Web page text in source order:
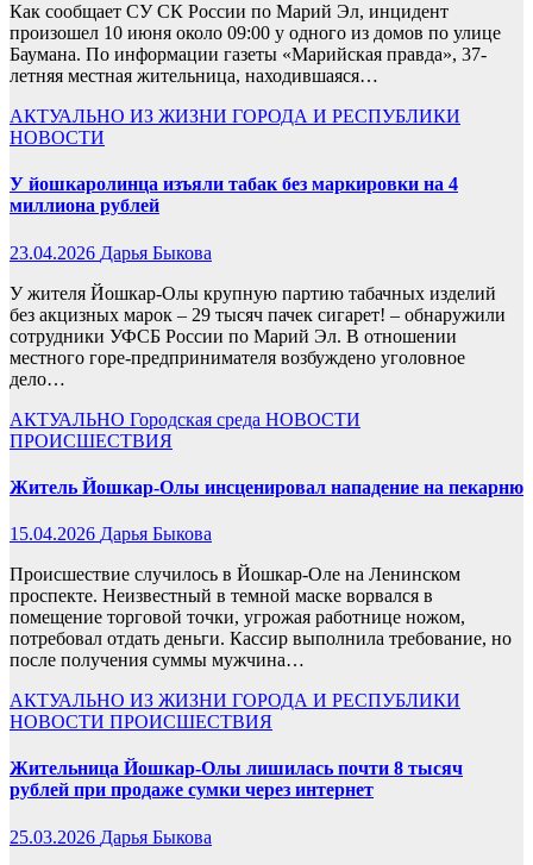
Как сообщает СУ СК России по Марий Эл, инцидент
произошел 10 июня около 09:00 у одного из домов по улице
Баумана. По информации газеты «Марийская правда», 37-
летняя местная жительница, находившаяся…
АКТУАЛЬНО ИЗ ЖИЗНИ ГОРОДА И РЕСПУБЛИКИ
НОВОСТИ
У йошкаролинца изъяли табак без маркировки на 4
миллиона рублей
23.04.2026 Дарья Быкова
У жителя Йошкар-Олы крупную партию табачных изделий
без акцизных марок – 29 тысяч пачек сигарет! – обнаружили
сотрудники УФСБ России по Марий Эл. В отношении
местного горе-предпринимателя возбуждено уголовное
дело…
АКТУАЛЬНО Городская среда НОВОСТИ
ПРОИСШЕСТВИЯ
Житель Йошкар-Олы инсценировал нападение на пекарню
15.04.2026 Дарья Быкова
Происшествие случилось в Йошкар-Оле на Ленинском
проспекте. Неизвестный в темной маске ворвался в
помещение торговой точки, угрожая работнице ножом,
потребовал отдать деньги. Кассир выполнила требование, но
после получения суммы мужчина…
АКТУАЛЬНО ИЗ ЖИЗНИ ГОРОДА И РЕСПУБЛИКИ
НОВОСТИ ПРОИСШЕСТВИЯ
Жительница Йошкар-Олы лишилась почти 8 тысяч
рублей при продаже сумки через интернет
25.03.2026 Дарья Быкова